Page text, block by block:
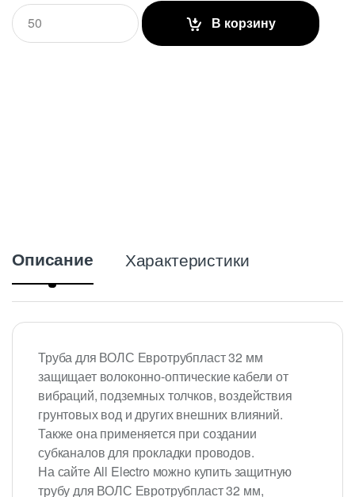
Q
u
a
В корзину
Описание Характеристики
Труба для ВОЛС Евротрубпласт 32 мм
защищает волоконно-оптические кабели от
вибраций, подземных толчков, воздействия
грунтовых вод и других внешних влияний.
Также она применяется при создании
субканалов для прокладки проводов.
На сайте All Electro можно купить защитную
трубу для ВОЛС Евротрубпласт 32 мм,